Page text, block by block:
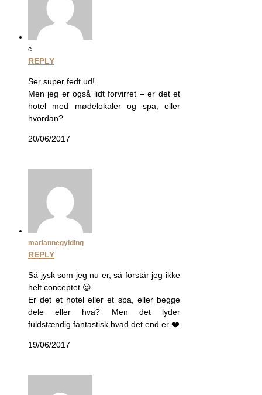
c
REPLY
Ser super fedt ud!
Men jeg er også lidt forvirret – er det et
hotel med mødelokaler og spa, eller
hvordan?
20/06/2017
mariannegylding
REPLY
Så jysk som jeg nu er, så forstår jeg ikke
helt conceptet 😉
Er det et hotel eller et spa, eller begge
dele eller hva? Men det lyder
fuldstændig fantastisk hvad det end er ❤️
19/06/2017